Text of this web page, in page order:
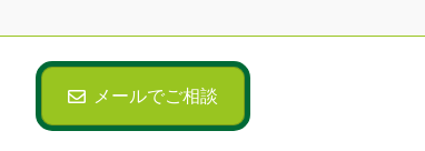
メールでご相談